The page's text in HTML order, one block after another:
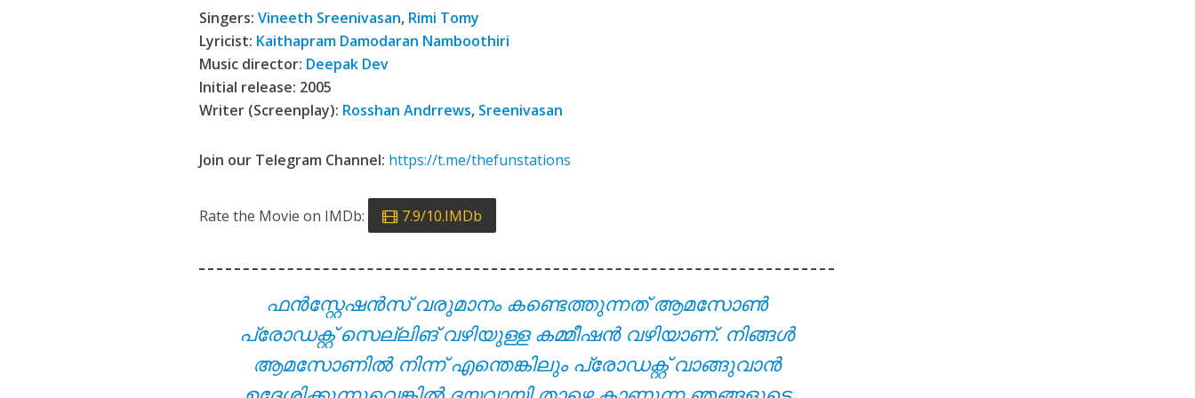
Viral Thodathe Lyrics – Solomante Theneechakal [2022]
Aanandamo Lyrics – Solomante Theneechakal [2022]
Singers:Vineeth Sreenivasan, Rimi Tomy
Lyricist: Kaithapram Damodaran Namboothiri
Music director: Deepak Dev
Initial release: 2005
Writer (Screenplay): Rosshan Andrrews, Sreenivasan
Join our Telegram Channel: https://t.me/thefunstations
Rate the Movie on IMDb: 7.9/10.IMDb
ഫൻസ്റ്റേഷൻസ് വരുമാനം കണ്ടെത്തുന്നത് ആമസോൺ
പ്രോഡക്റ്റ് സെല്ലിങ് വഴിയുള്ള കമ്മീഷൻ വഴിയാണ്. നിങ്ങൾ
ആമസോണിൽ നിന്ന് എന്തെങ്കിലും പ്രോഡക്റ്റ് വാങ്ങുവാൻ